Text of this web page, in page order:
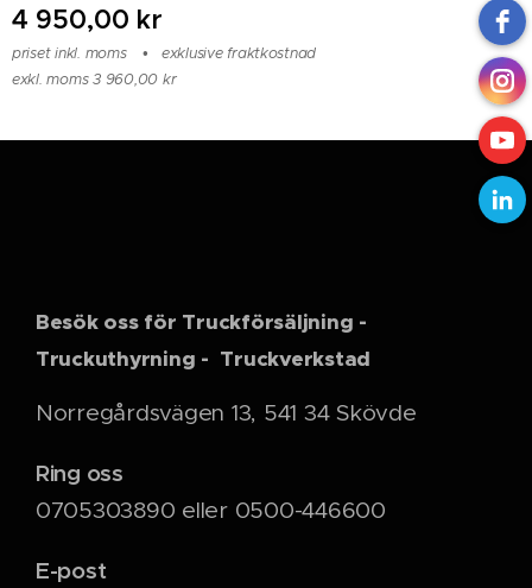
4 950,00 kr
priset inkl. moms
exklusive fraktkostnad
exkl. moms 3 960,00 kr
Besök oss för Truckförsäljning -
Truckuthyrning - Truckverkstad
Norregårdsvägen 13, 541 34 Skövde
Ring oss
0705303890 eller 0500-446600
E-post